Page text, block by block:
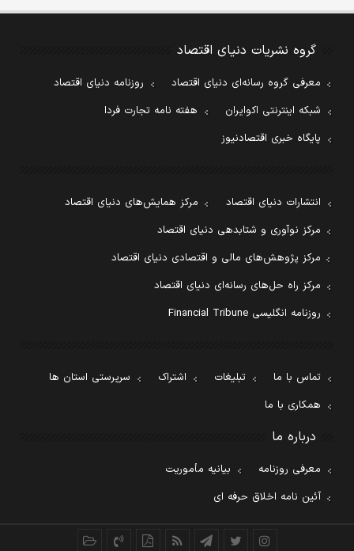
گروه نشریات دنیای اقتصاد
معرفی گروه رسانه‌ای دنیای اقتصاد
روزنامه دنیای اقتصاد
شبکه اینترنتی اکوایران
هفته نامه تجارت فردا
پایگاه خبری اقتصادنیوز
انتشارات دنیای اقتصاد
مرکز همایش‌های دنیای اقتصاد
مرکز نوآوری و شتابدهی دنیای اقتصاد
مرکز پژوهش‌های مالی و اقتصادی دنیای اقتصاد
مرکز راه حل‌های رسانه‌ای دنیای اقتصاد
روزنامه انگلیسی Financial Tribune
تماس با ما تبلیغات اشتراک
سرپرستی استان ها
همکاری با ما
درباره ما
معرفی روزنامه
بیانیه مأموریت
آئین نامه اخلاق حرفه ای